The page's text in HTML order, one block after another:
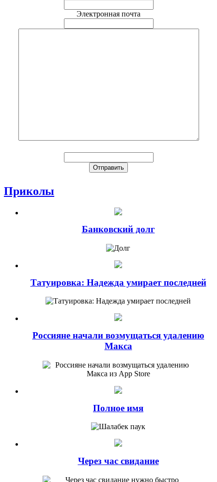
Электронная почта
Приколы
Банковский долг
Татуировка: Надежда умирает последней
Россияне начали возмущаться удалению
Макса
Полное имя
Через час свидание